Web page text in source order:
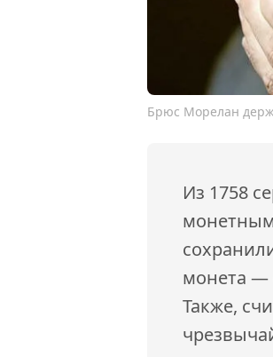
Брюс Морелан
Из 1758
монетным
монета —
Также,